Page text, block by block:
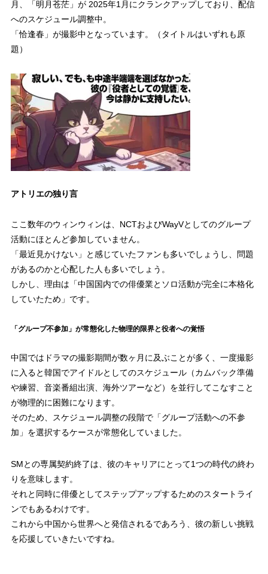
月、「明月苍茫」が 2025年1月にクランクアップしており、配信
へのスケジュール調整中。
「恰逢春」が撮影中となっています。（タイトルはいずれも原
題）
アトリエの独り言
ここ数年のウィンウィンは、NCTおよびWayVとしてのグループ
活動にほとんど参加していません。
「最近見かけない」と感じていたファンも多いでしょうし、問題
があるのかと心配した人も多いでしょう。
しかし、理由は「中国国内での俳優業とソロ活動が完全に本格化
していたため」です。
「グループ不参加」が常態化した物理的限界と役者への覚悟
中国ではドラマの撮影期間が数ヶ月に及ぶことが多く、一度撮影
に入ると韓国でアイドルとしてのスケジュール（カムバック準備
や練習、音楽番組出演、海外ツアーなど）を並行してこなすこと
が物理的に困難になります。
そのため、スケジュール調整の段階で「グループ活動への不参
加」を選択するケースが常態化していました。
SMとの専属契約終了は、彼のキャリアにとって1つの時代の終わ
りを意味します。
それと同時に俳優としてステップアップするためのスタートライ
ンでもあるわけです。
これから中国から世界へと発信されるであろう、彼の新しい挑戦
を応援していきたいですね。